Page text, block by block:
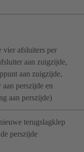
vier afsluiters per
aan zuigzijde,
aan zuigzijde,
perszijde en
aan perszijde)
terugslagklep
perszijde